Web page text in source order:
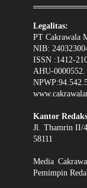
Legalitas:
PT Cakrawala
NIB:
ISSN :1412-
AHU-0000552.
Kantor
Jl. Thamrin II/4
58111
Media
Pemimpin